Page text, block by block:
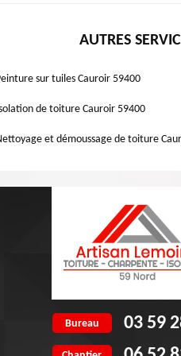
de toiture. Et il prêt à se
pour s'occuper votre tâche dans ce
AUTRES
sur tuiles Cauroir 59400
de toiture Cauroir 59400
et démoussage de toiture
Bureau 03 59